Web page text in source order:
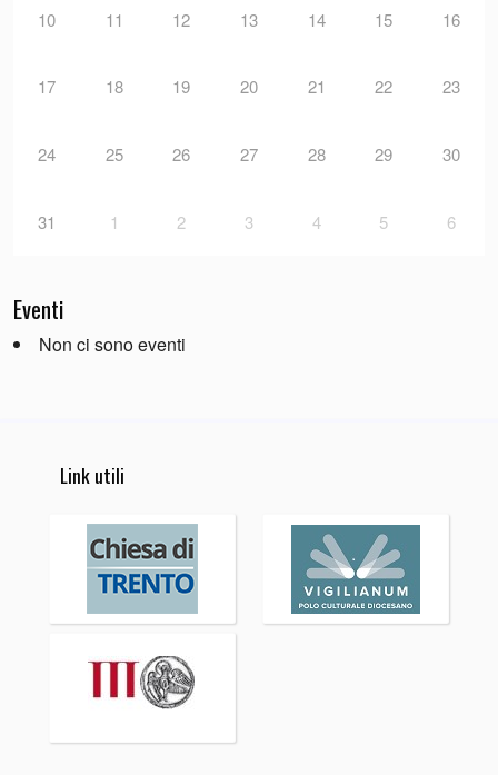
10 11 12 13 14 15 16
17 18 19 20 21 22 23
24 25 26 27 28 29 30
31 1 2 3 4 5 6
Eventi
Non ci sono eventi
Link utili